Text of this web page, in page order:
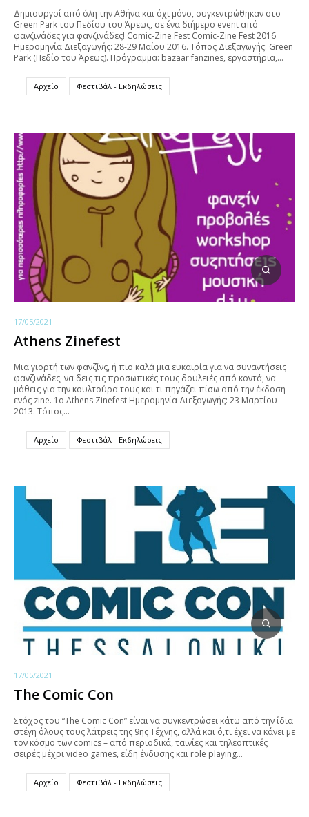
Δημιουργοί από όλη την Αθήνα και όχι μόνο, συγκεντρώθηκαν στο
Green Park του Πεδίου του Άρεως, σε ένα διήμερο event από
φανζινάδες για φανζινάδες! Comic-Zine Fest Comic-Zine Fest 2016
Ημερομηνία Διεξαγωγής: 28-29 Μαΐου 2016. Τόπος Διεξαγωγής: Green
Park (Πεδίο του Άρεως). Πρόγραμμα: bazaar fanzines, εργαστήρια,…
Αρχείο Φεστιβάλ - Εκδηλώσεις
17/05/2021
Athens Zinefest
Μια γιορτή των φανζίνς, ή πιο καλά μια ευκαιρία για να συναντήσεις
φανζινάδες, να δεις τις προσωπικές τους δουλειές από κοντά, να
μάθεις για την κουλτούρα τους και τι πηγάζει πίσω από την έκδοση
ενός zine. 1ο Athens Zinefest Ημερομηνία Διεξαγωγής: 23 Μαρτίου
2013. Τόπος…
Αρχείο Φεστιβάλ - Εκδηλώσεις
17/05/2021
The Comic Con
Στόχος του “The Comic Con” είναι να συγκεντρώσει κάτω από την ίδια
στέγη όλους τους λάτρεις της 9ης Τέχνης, αλλά και ό,τι έχει να κάνει με
τον κόσμο των comics – από περιοδικά, ταινίες και τηλεοπτικές
σειρές μέχρι video games, είδη ένδυσης και role playing…
Αρχείο Φεστιβάλ - Εκδηλώσεις